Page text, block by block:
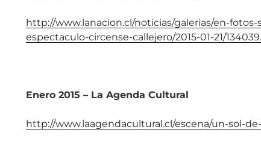
http://www.lanacion.cl/noticias/galerias/en-
espectaculo-circense-callejero/2015-01-21/
Enero 2015 – La Agenda Cultural
http://www.laagendacultural.cl/escena/un-sol-